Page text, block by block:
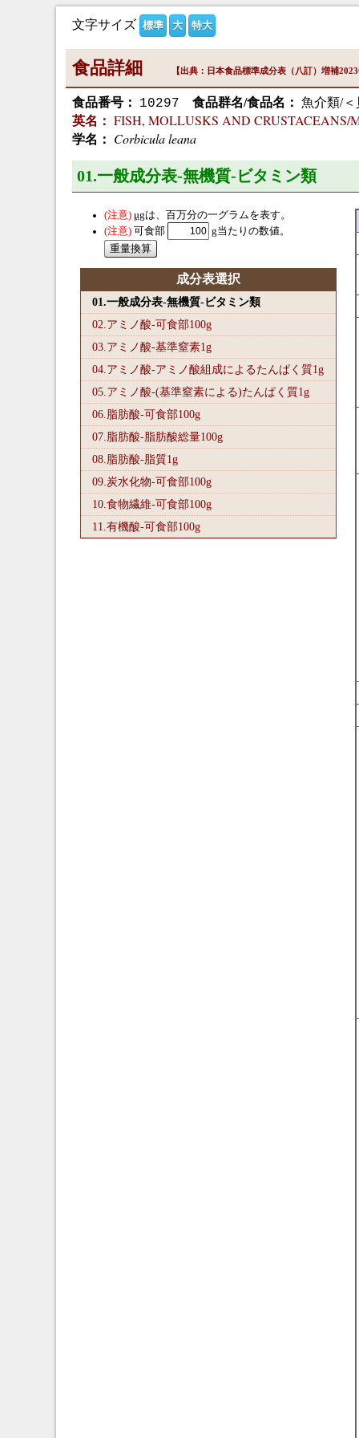
文字サイズ 標準 大 特大
食品詳細 【出典：日本食品標準成分表（八訂）増補
食品番号： 10297 食品群名/食品名： 魚介類/
英名： FISH, MOLLUSKS AND CRUSTACEANS/
学名： Corbicula leana
01.一般成分表-無機質-ビタミン類
μgは、百万分の一グラムを表す。
可食部
g当たりの数値。
成分表選択
01.一般成分表-無機質-ビタミン類
02.アミノ酸-可食部100g
03.アミノ酸-基準窒素1g
04.アミノ酸-アミノ酸組成によるたんぱく質1g
05.アミノ酸-(基準窒素による)たんぱく質1g
06.脂肪酸-可食部100g
07.脂肪酸-脂肪酸総量100g
08.脂肪酸-脂質1g
09.炭水化物-可食部100g
10.食物繊維-可食部100g
11.有機酸-可食部100g